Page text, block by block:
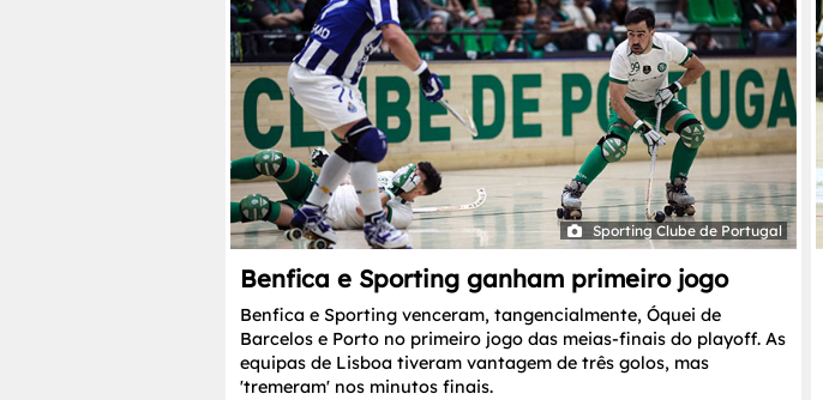
Sporting Clube de Portugal
Benfica e Sporting ganham primeiro jogo
Benfica e Sporting venceram, tangencialmente, Óquei de
Barcelos e Porto no primeiro jogo das meias-finais do playoff. As
equipas de Lisboa tiveram vantagem de três golos, mas
'tremeram' nos minutos finais.